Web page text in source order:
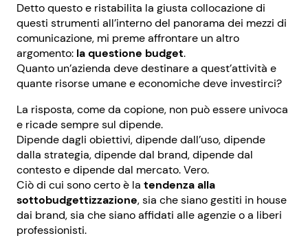
Detto questo e ristabilita la giusta collocazione di
questi strumenti all’interno del panorama dei mezzi di
comunicazione, mi preme affrontare un altro
argomento: la questione budget.
Quanto un’azienda deve destinare a quest’attività e
quante risorse umane e economiche deve investirci?
La risposta, come da copione, non può essere univoca
e ricade sempre sul dipende.
Dipende dagli obiettivi, dipende dall’uso, dipende
dalla strategia, dipende dal brand, dipende dal
contesto e dipende dal mercato. Vero.
Ciò di cui sono certo è la tendenza alla
sottobudgettizzazione, sia che siano gestiti in house
dai brand, sia che siano affidati alle agenzie o a liberi
professionisti.